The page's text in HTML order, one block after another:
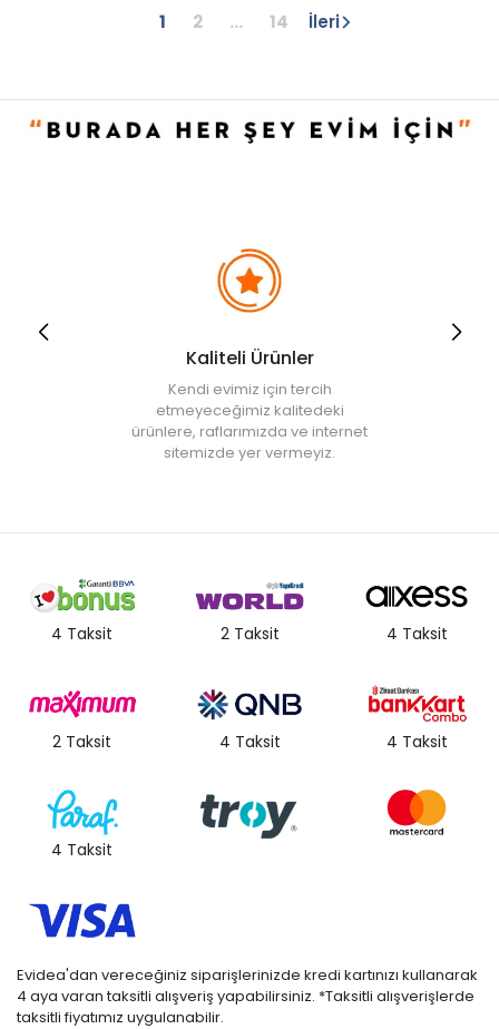
1 2 ... 14 İleri
Kaliteli Ürünler
Kendi evimiz için tercih
etmeyeceğimiz kalitedeki
ürünlere, raflarımızda ve internet
sitemizde yer vermeyiz.
4 Taksit 2 Taksit 4 Taksit
2 Taksit 4 Taksit 4 Taksit
4 Taksit
Evidea'dan vereceğiniz siparişlerinizde kredi kartınızı kullanarak
4 aya varan taksitli alışveriş yapabilirsiniz. *Taksitli alışverişlerde
taksitli fiyatımız uygulanabilir.